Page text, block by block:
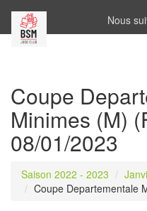
Nous
Coupe
Minimes (M)
08/01/2023
Saison 2022 - 2023
Coupe Departementale